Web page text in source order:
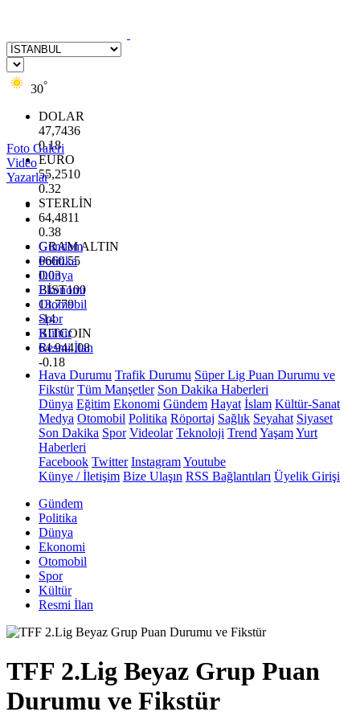
30°
DOLAR
47,7436
0.18
EURO
55,2510
0.32
STERLİN
64,4811
0.38
GRAM ALTIN
6660.55
0.03
BİST100
13.779
-14
BITCOIN
64.944,08
-0.18
Foto Galeri
Video
Yazarlar
Gündem
Politika
Dünya
Ekonomi
Otomobil
Spor
Kültür
Resmi İlan
Hava Durumu Trafik Durumu Süper Lig Puan Durumu ve
Fikstür Tüm Manşetler Son Dakika Haberleri
Dünya Eğitim Ekonomi Gündem Hayat İslam Kültür-Sanat
Medya Otomobil Politika Röportaj Sağlık Seyahat Siyaset
Son Dakika Spor Videolar Teknoloji Trend YaşamYurt
Haberleri
Facebook Twitter InstagramYoutube
Künye / İletişim Bize Ulaşın RSS Bağlantıları Üyelik Girişi
Gündem
Politika
Dünya
Ekonomi
Otomobil
Spor
Kültür
Resmi İlan
TFF 2.Lig Beyaz Grup Puan
Durumu ve Fikstür